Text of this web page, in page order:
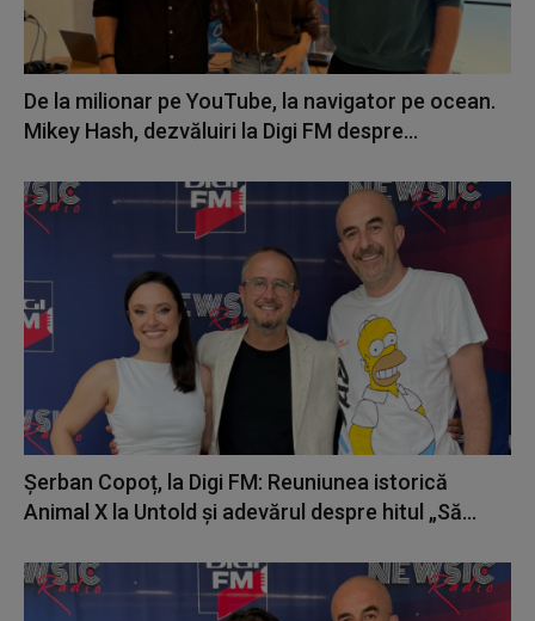
De la milionar pe YouTube, la navigator pe ocean.
Mikey Hash, dezvăluiri la Digi FM despre...
Șerban Copoț, la Digi FM: Reuniunea istorică
Animal X la Untold și adevărul despre hitul „Să...